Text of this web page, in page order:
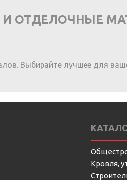
И ОТДЕЛОЧНЫЕ
Выбирайте лучшее для
Кровля,